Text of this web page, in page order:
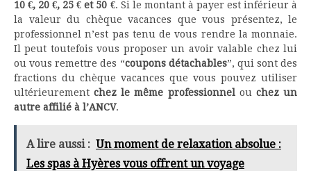
10 €, 20 €, 25 € et 50 €. Si le montant à payer est inférieur à
la valeur du chèque vacances que vous présentez, le
professionnel n’est pas tenu de vous rendre la monnaie.
Il peut toutefois vous proposer un avoir valable chez lui
ou vous remettre des “coupons détachables”, qui sont des
fractions du chèque vacances que vous pouvez utiliser
ultérieurementchez le même professionnelou chez un
autre affilié à l’ANCV.
A lire aussi : Un moment de relaxation absolue :
Les spas à Hyères vous offrent un voyage